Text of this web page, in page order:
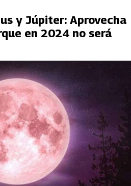
y Júpiter: Aprovecha
en 2024 no será